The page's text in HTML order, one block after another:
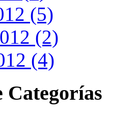
(5)
(2)
(4)
Categorías